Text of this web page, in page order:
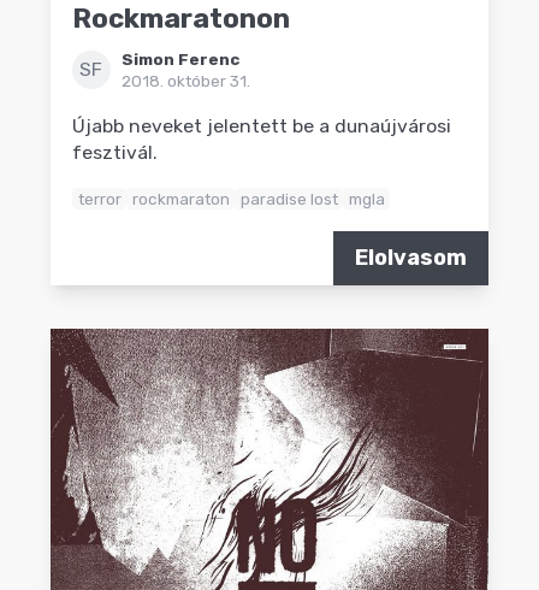
Rockmaratonon
SF
Simon Ferenc
2018. október 31.
Újabb neveket jelentett be a dunaújvárosi
fesztivál.
terror rockmaraton paradise lost mgla
Elolvasom